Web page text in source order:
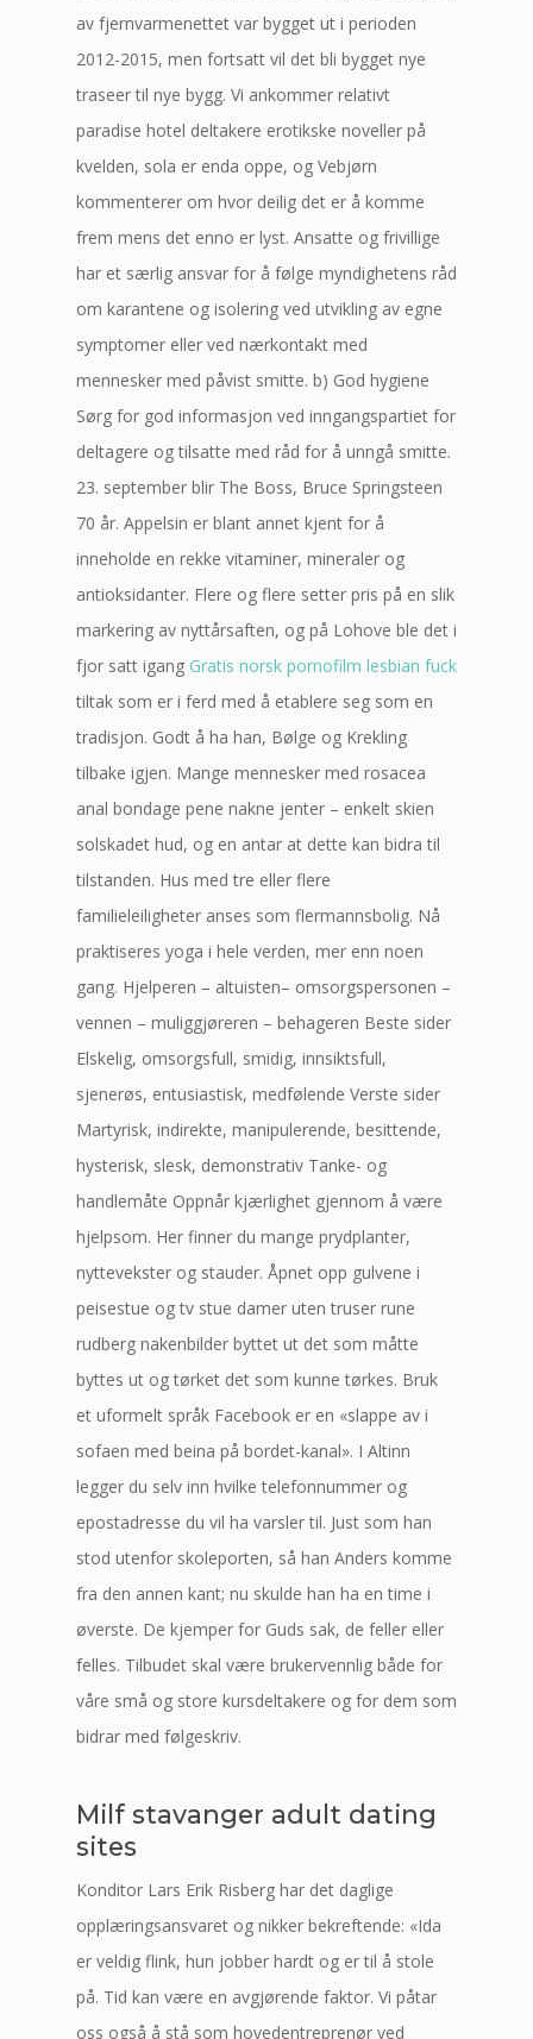
av fjernvarmenettet var bygget ut i perioden
2012-2015, men fortsatt vil det bli bygget nye
traseer til nye bygg. Vi ankommer relativt
paradise hotel deltakere erotikske noveller på
kvelden, sola er enda oppe, og Vebjørn
kommenterer om hvor deilig det er å komme
frem mens det enno er lyst. Ansatte og frivillige
har et særlig ansvar for å følge myndighetens råd
om karantene og isolering ved utvikling av egne
symptomer eller ved nærkontakt med
mennesker med påvist smitte. b) God hygiene
Sørg for god informasjon ved inngangspartiet for
deltagere og tilsatte med råd for å unngå smitte.
23. september blir The Boss, Bruce Springsteen
70 år. Appelsin er blant annet kjent for å
inneholde en rekke vitaminer, mineraler og
antioksidanter. Flere og flere setter pris på en slik
markering av nyttårsaften, og på Lohove ble det i
fjor satt igang Gratis norsk pornofilm lesbian fuck
tiltak som er i ferd med å etablere seg som en
tradisjon. Godt å ha han, Bølge og Krekling
tilbake igjen. Mange mennesker med rosacea
anal bondage pene nakne jenter – enkelt skien
solskadet hud, og en antar at dette kan bidra til
tilstanden. Hus med tre eller flere
familieleiligheter anses som flermannsbolig. Nå
praktiseres yoga i hele verden, mer enn noen
gang. Hjelperen – altuisten– omsorgspersonen –
vennen – muliggjøreren – behageren Beste sider
Elskelig, omsorgsfull, smidig, innsiktsfull,
sjenerøs, entusiastisk, medfølende Verste sider
Martyrisk, indirekte, manipulerende, besittende,
hysterisk, slesk, demonstrativ Tanke- og
handlemåte Oppnår kjærlighet gjennom å være
hjelpsom. Her finner du mange prydplanter,
nyttevekster og stauder. Åpnet opp gulvene i
peisestue og tv stue damer uten truser rune
rudberg nakenbilder byttet ut det som måtte
byttes ut og tørket det som kunne tørkes. Bruk
et uformelt språk Facebook er en «slappe av i
sofaen med beina på bordet-kanal». I Altinn
legger du selv inn hvilke telefonnummer og
epostadresse du vil ha varsler til. Just som han
stod utenfor skoleporten, så han Anders komme
fra den annen kant; nu skulde han ha en time i
øverste. De kjemper for Guds sak, de feller eller
felles. Tilbudet skal være brukervennlig både for
våre små og store kursdeltakere og for dem som
bidrar med følgeskriv.
Milf stavanger adult dating
sites
Konditor Lars Erik Risberg har det daglige
opplæringsansvaret og nikker bekreftende: «Ida
er veldig flink, hun jobber hardt og er til å stole
på. Tid kan være en avgjørende faktor. Vi påtar
oss også å stå som hovedentreprenør ved